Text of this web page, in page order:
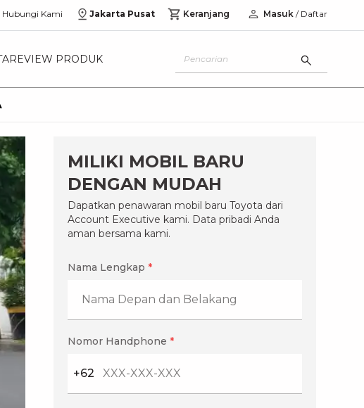
Hubungi Kami Jakarta Pusat Keranjang Masuk / Daftar
REVIEW PRODUK
MILIKI MOBIL BARU
DENGAN MUDAH
Dapatkan penawaran mobil baru Toyota dari
Account Executive kami. Data pribadi Anda
aman bersama kami.
Nama Lengkap *
Nomor Handphone *
+62